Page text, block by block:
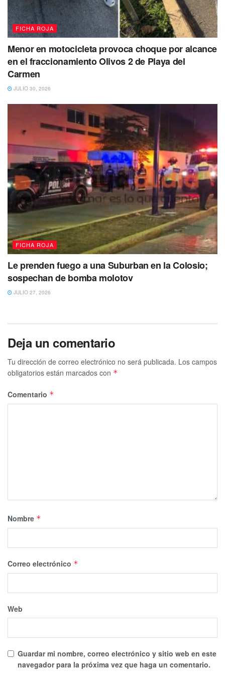
FICHA ROJA
Menor en motocicleta provoca choque por alcance
en el fraccionamiento Olivos 2 de Playa del
Carmen
JULIO 30, 2026
FICHA ROJA
Le prenden fuego a una Suburban en la Colosio;
sospechan de bomba molotov
JULIO 27, 2026
Deja un comentario
Tu dirección de correo electrónico no será publicada. Los campos
obligatorios están marcados con *
Comentario *
Nombre *
Correo electrónico *
Web
Guardar mi nombre, correo electrónico y sitio web en este
navegador para la próxima vez que haga un comentario.